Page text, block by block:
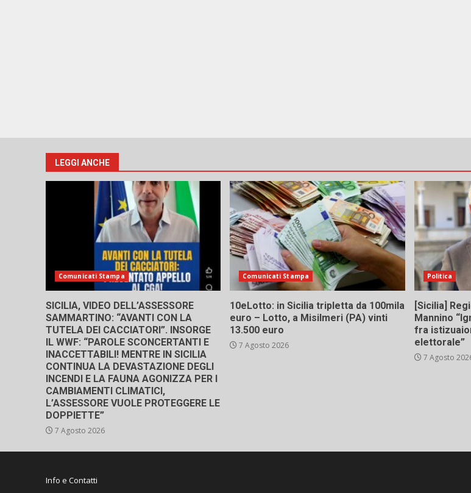
LEGGI ANCHE
Comunicati Stampa
SICILIA, VIDEO DELL’ASSESSORE
SAMMARTINO: “AVANTI CON LA
TUTELA DEI CACCIATORI”. INSORGE
IL WWF: “PAROLE SCONCERTANTI E
INACCETTABILI! MENTRE IN SICILIA
CONTINUA LA DEVASTAZIONE DEGLI
INCENDI E LA FAUNA AGONIZZA PER I
CAMBIAMENTI CLIMATICI,
L’ASSESSORE VUOLE PROTEGGERE LE
DOPPIETTE”
7 Agosto 2026
Comunicati Stampa
10eLotto: in Sicilia tripletta da 100mila
euro – Lotto, a Misilmeri (PA) vinti
13.500 euro
7 Agosto 2026
Politica
[Sicilia]
Mannino
fra
elettorale”
7 Agosto
Info e Contatti